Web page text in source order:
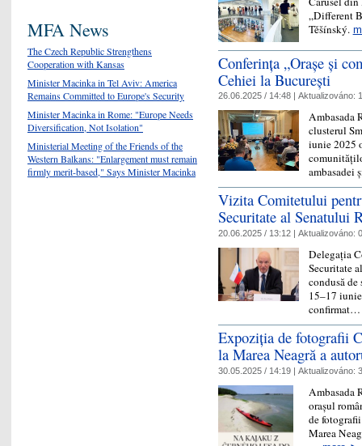
„Different
Těšínský.
Conferința „Orașe și
Cehiei la București
26.06.2025 / 14:48 | Aktualizováno:
Ambasada
clusterul
iunie 2025
Vizita Comitetului
Securitate al Senatului
20.06.2025 / 13:12 | Aktualizováno:
Delegația
Securitate
condusă de
15–17
Expoziția de fotografii
la Marea Neagră a
30.05.2025 / 14:19 | Aktualizováno:
Ambasada
orașul
de
Marea
MFA News
The Czech Republic Strengthens
Cooperation with Kansas
Minister Macinka in Tel Aviv: America
Remains Committed to Europe's Security
Minister Macinka in Rome: "Europe Needs
Diversification, Not Isolation"
Ministerial Meeting of the Friends of the
Western Balkans: "Enlargement must remain
firmly merit-based," Says Minister Macinka